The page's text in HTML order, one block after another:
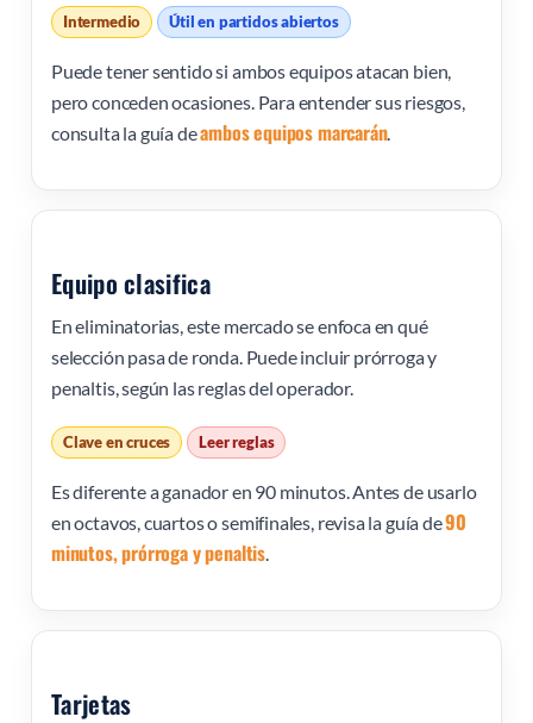
Intermedio Útil en partidos abiertos
Puede tener sentido si ambos equipos atacan bien,
pero conceden ocasiones. Para entender sus riesgos,
consulta la guía deambos equipos marcarán.
Equipo clasifica
En eliminatorias, este mercado se enfoca en qué
selección pasa de ronda. Puede incluir prórroga y
penaltis, según las reglas del operador.
Clave en cruces Leer reglas
Es diferente a ganador en 90 minutos. Antes de usarlo
en octavos, cuartos o semifinales, revisa la guía de90
minutos, prórroga y penaltis.
Tarjetas